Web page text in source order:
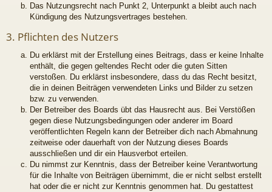
Das Nutzungsrecht nach Punkt 2, Unterpunkt a bleibt auch nach
Kündigung des Nutzungsvertrages bestehen.
3. Pflichten des Nutzers
Du erklärst mit der Erstellung eines Beitrags, dass er keine Inhalte
enthält, die gegen geltendes Recht oder die guten Sitten
verstoßen. Du erklärst insbesondere, dass du das Recht besitzt,
die in deinen Beiträgen verwendeten Links und Bilder zu setzen
bzw. zu verwenden.
Der Betreiber des Boards übt das Hausrecht aus. Bei Verstößen
gegen diese Nutzungsbedingungen oder anderer im Board
veröffentlichten Regeln kann der Betreiber dich nach Abmahnung
zeitweise oder dauerhaft von der Nutzung dieses Boards
ausschließen und dir ein Hausverbot erteilen.
Du nimmst zur Kenntnis, dass der Betreiber keine Verantwortung
für die Inhalte von Beiträgen übernimmt, die er nicht selbst erstellt
hat oder die er nicht zur Kenntnis genommen hat. Du gestattest